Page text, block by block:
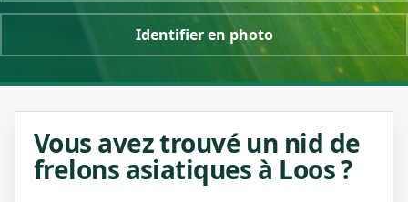
Identifier en photo
Vous avez trouvé un nid de
frelons asiatiques à Loos ?